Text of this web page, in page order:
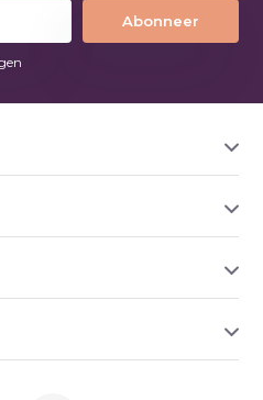
Abonneer